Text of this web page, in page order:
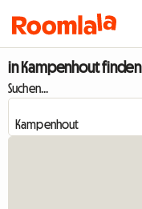
in Kampenhout finden
Suchen...